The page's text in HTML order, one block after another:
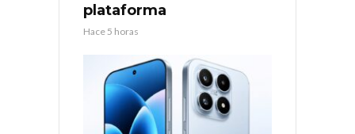
plataforma
Hace 5 horas